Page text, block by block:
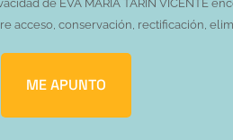
de EVA MARÍA TARÍN VICENTE
acceso, conservación, rectificación,
ME APUNTO